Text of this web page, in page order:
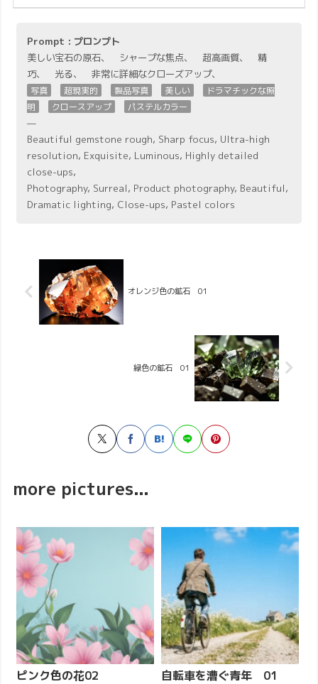
Prompt : プロンプト
美しい宝石の原石、 シャープな焦点、 超高画質、 精
巧、 光る、 非常に詳細なクローズアップ、
写真 超現実的 製品写真 美しい
ドラマチックな照
明
クロースアップ パステルカラー
—
Beautiful gemstone rough, Sharp focus, Ultra-high
resolution, Exquisite, Luminous, Highly detailed
close-ups,
Photography, Surreal, Product photography, Beautiful,
Dramatic lighting, Close-ups, Pastel colors
オレンジ色の鉱石 01
緑色の鉱石 01
more pictures...
ピンク色の花02 自転車を漕ぐ青年 01